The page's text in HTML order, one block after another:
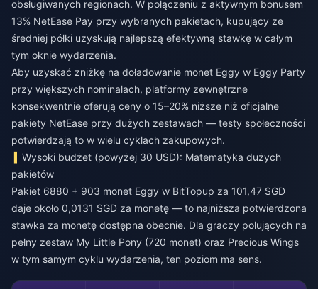
obsługiwanych regionach. W połączeniu z aktywnym bonusem
13% NetEase Pay przy wybranych pakietach, kupujący ze
średniej półki uzyskują najlepszą efektywną stawkę w całym
tym oknie wydarzenia.
Aby uzyskać zniżkę na doładowanie monet Eggy w Eggy Party
przy większych nominałach, platformy zewnętrzne
konsekwentnie oferują ceny o 15–20% niższe niż oficjalne
pakiety NetEase przy dużych zestawach — testy społeczności
potwierdzają to w wielu cyklach zakupowych.
Wysoki budżet (powyżej 30 USD): Matematyka dużych
pakietów
Pakiet 6880 + 903 monet Eggy w BitTopup za 101,47 SGD
daje około 0,0131 SGD za monetę — to najniższa potwierdzona
stawka za monetę dostępna obecnie. Dla graczy polujących na
pełny zestaw My Little Pony (720 monet) oraz Precious Wings
w tym samym cyklu wydarzenia, ten poziom ma sens.